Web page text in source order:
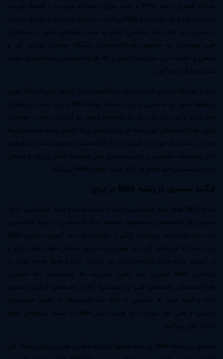
ماندگار کشور) در سال ۱۳۷۸ و تحت عنوان
دانشکده مدیریت و اقتصاد شریف
راه‌اندازی شد و به ارائه رشته MBA پرداخت. دانشکده مدیریت و اقتصاد شریف
با مدیریت به جای دکتر مشایخی اقدام به جذب نخبه‌های کشور در رشته‌های
فنی مهندسی به خصوص فارغ‌التحصیلان دانشگاه صنعتی شریف کرد و
جمعی از اساتید برتر مدیریت کشور را که فارغ‌التحصیلان دانشگاه‌های معتبر
دنیا بودند گرد هم آورد.
بعد از دانشگاه صنعی شریف سایر دانشگاه‌های برتر کشور مثل دانشگاه تهران
و خواجه نصیر نیز به تاسی از این دانشگاه رشته MBA را وارد لیست رشته‌های
خود کردند و این روند به دیگر دانشگاه‌های کشور نیز گسترش یافت. موفقیت
اولین فارغ‌التحصیلان این رشته در سازمان‌های بزرگ کشور باعث شد سازمان‌ها
هر روز بیشتر نیاز خود را از طریق این فارغ‌التحصیلان برطرف کنند. در سال‌های
اخیر مؤسسات خصوصی و دولتی بسیاری مثل موسسه ماهان و بهار و سازمان
مدیریت صنعتی نیز اقدام به ارائه مدرک معادل MBA می‌کنند.
فرآیند تحصیل در رشته MBA در ایران
رشته MBA فقط دوره کارشناسی ارشد را شامل شده و دوره کارشناسی ندارد.
بنابراین فارغ‌التحصیلان رشته‌های مختلف دوره کارشناسی در دوره کارشناسی
ارشد وارد این رشته می‌شوند. (یکی از مزایای شرکت در آزمون سراسری MBA
این است که می‌توانید آن را به عنوان رشته دوم امتحانی خود انتخاب کرده و
در آزمون رشته دوره کارشناسی‌تان نیز شرکت کنید.) اصولاً هدف اصلی از
راه‌اندازی MBA افزودن دید علمی مدیریت به کسانیست (به خصوص
فارغ‌التحصیلان رشته‌های فنی و مهندسی) که در رشته‌های دیگری تخصص
دارند و قصد دارند به تأسیس یا اداره یک کسب‌وکار با تلفیق مهارت‌های
مدیرتی و فنی خود بپردازند. به همین دلیل MBA در دسته رشته‌های علوم
انسانی قرار می‌گیرد.
تحصیل در رشته MBA در دنیا معمولاً نیازمند داشتن چندین سال سابقه کار،